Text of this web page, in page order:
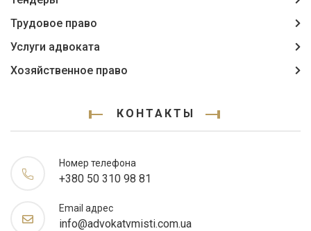
Трудовое право
Услуги адвоката
Хозяйственное право
КОНТАКТЫ
Номер телефона
+380 50 310 98 81
Email адрес
info@advokatvmisti.com.ua